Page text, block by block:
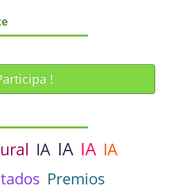
!
IA IA IA IA
Premios